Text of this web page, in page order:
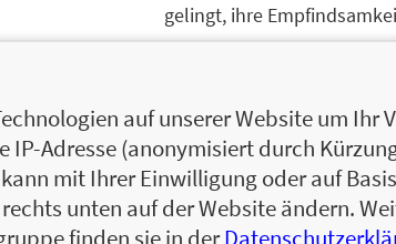
gelingt, ihre
ein erfülltes Leben und
auf unserer Website um Ihr
IP-Adresse (anonymisiert durch
mit Ihrer Einwilligung oder auf
unten auf der Website ändern.
finden sie in der